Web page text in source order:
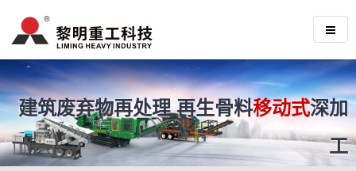
建筑废弃物再处理 再生骨料移动式深加
工